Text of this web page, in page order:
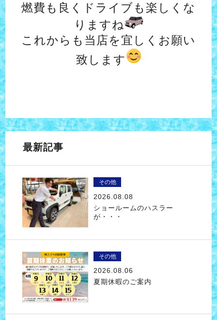
燃費も良くドライブも楽しくな
りますね
これからも当店を宜しくお願い
致します
最新記事
その他
2026.08.08
ショールームのハスラー
が・・・
その他
2026.08.06
夏期休暇のご案内